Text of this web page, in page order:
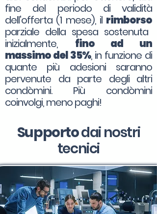
fine del periodo di validità
dell'offerta (1 mese), il rimborso
parziale della spesa sostenuta
inizialmente, fino ad un
massimo del 35%, in funzione di
quante più adesioni saranno
pervenute da parte degli altri
condòmini. Più condòmini
coinvolgi, meno paghi!
Supportodai nostri
tecnici